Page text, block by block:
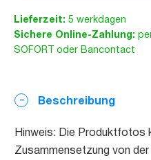
Beschreibung
Hinweis: Die Produktfotos
Zusammensetzung von
Lieferzeit: 5 werkdagen
Sichere Online-Zahlung:
SOFORT oder Bancontact